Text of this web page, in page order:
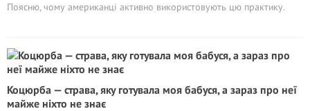
Поясню, чому американці активно використовують цю практику.
Коцюрба — страва, яку готувала моя бабуся, а зараз про неї
майже ніхто не знає